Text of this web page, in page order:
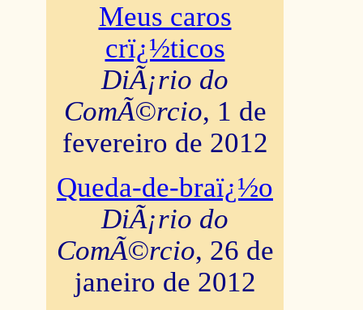
Meus caros
crï¿½ticos
DiÃ¡rio do
ComÃ©rcio, 1 de
fevereiro de 2012
Queda-de-braï¿½o
DiÃ¡rio do
ComÃ©rcio, 26 de
janeiro de 2012